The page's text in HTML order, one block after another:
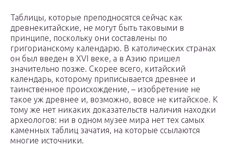
Таблицы, которые преподносятся сейчас как
древнекитайские, не могут быть таковыми в
принципе, поскольку они составлены по
григорианскому календарю. В католических странах
он был введен в XVI веке, а в Азию пришел
значительно позже. Скорее всего, китайский
календарь, которому приписывается древнее и
таинственное происхождение, – изобретение не
такое уж древнее и, возможно, вовсе не китайское. К
тому же нет никаких доказательств наличия находки
археологов: ни в одном музее мира нет тех самых
каменных таблиц зачатия, на которые ссылаются
многие источники.